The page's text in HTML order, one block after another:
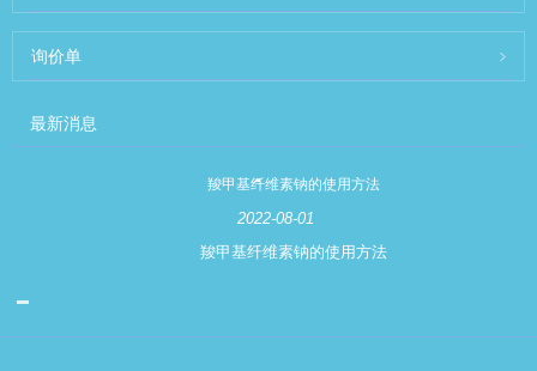
询价单
最新消息
羧甲基纤维素钠的使用方法
2022-08-01
羧甲基纤维素钠的使用方法